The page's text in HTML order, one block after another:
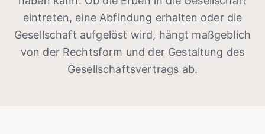
eintreten, eine Abfindung erhalten oder die
Gesellschaft aufgelöst wird, hängt maßgeblich
von der Rechtsform und der Gestaltung des
Gesellschaftsvertrags ab.